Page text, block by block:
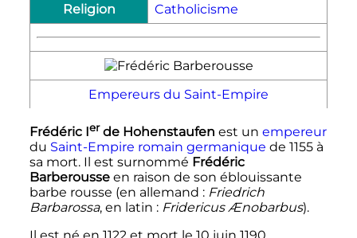
Religion
Catholicisme
Empereurs du Saint-Empire
Frédéric Ierde Hohenstaufen est un empereur
du Saint-Empire romain germanique de 1155 à
sa mort. Il est surnommé Frédéric
Barberousseen raison de son éblouissante
barbe rousse (en allemand : Friedrich
Barbarossa, en latin : Fridericus Ænobarbus).